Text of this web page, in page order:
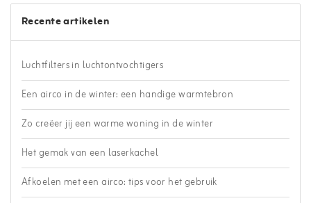
Recente artikelen
Luchtfilters in luchtontvochtigers
Een airco in de winter: een handige warmtebron
Zo creëer jij een warme woning in de winter
Het gemak van een laserkachel
Afkoelen met een airco: tips voor het gebruik